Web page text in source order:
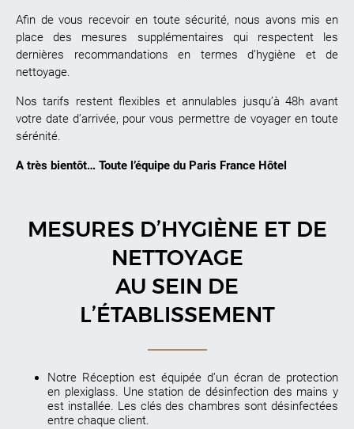
Afin de vous recevoir en toute sécurité, nous avons mis en
place des mesures supplémentaires qui respectent les
dernières recommandations en termes d’hygiène et de
nettoyage.
Nos tarifs restent flexibles et annulables jusqu’à 48h avant
votre date d’arrivée, pour vous permettre de voyager en toute
sérénité.
A très bientôt… Toute l’équipe du Paris France Hôtel
MESURES D’HYGIÈNE ET DE
NETTOYAGE
AU SEIN DE
L’ÉTABLISSEMENT
Notre Réception est équipée d’un écran de protection
en plexiglass. Une station de désinfection des mains y
est installée. Les clés des chambres sont désinfectées
entre chaque client.